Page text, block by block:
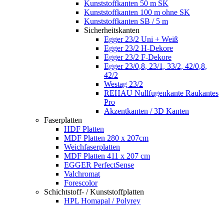
Kunststoffkanten 50 m SK
Kunststoffkanten 100 m ohne SK
Kunststoffkanten SB / 5 m
Sicherheitskanten
Egger 23/2 Uni + Weiß
Egger 23/2 H-Dekore
Egger 23/2 F-Dekore
Egger 23/0,8, 23/1, 33/2, 42/0,8,
42/2
Westag 23/2
REHAU Nullfugenkante Raukantes
Pro
Akzentkanten / 3D Kanten
Faserplatten
HDF Platten
MDF Platten 280 x 207cm
Weichfaserplatten
MDF Platten 411 x 207 cm
EGGER PerfectSense
Valchromat
Forescolor
Schichtstoff- / Kunststoffplatten
HPL Homapal / Polyrey